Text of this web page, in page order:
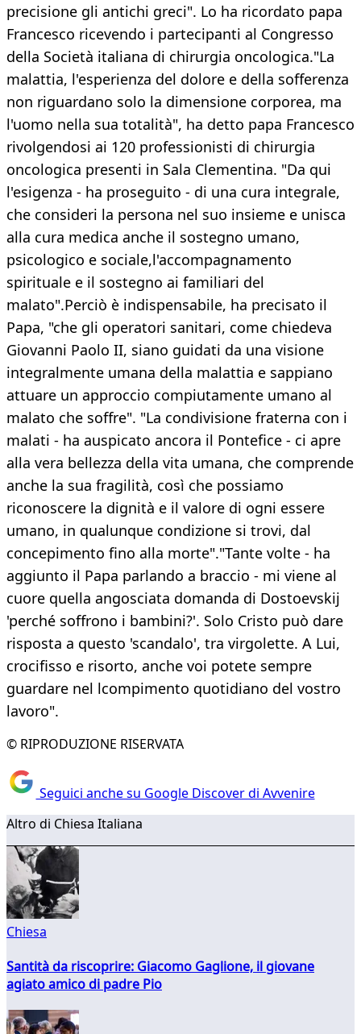
precisione gli antichi greci". Lo ha ricordato papa
Francesco ricevendo i partecipanti al Congresso
della Società italiana di chirurgia oncologica."La
malattia, l'esperienza del dolore e della sofferenza
non riguardano solo la dimensione corporea, ma
l'uomo nella sua totalità", ha detto papa Francesco
rivolgendosi ai 120 professionisti di chirurgia
oncologica presenti in Sala Clementina. "Da qui
l'esigenza - ha proseguito - di una cura integrale,
che consideri la persona nel suo insieme e unisca
alla cura medica anche il sostegno umano,
psicologico e sociale,l'accompagnamento
spirituale e il sostegno ai familiari del
malato".Perciò è indispensabile, ha precisato il
Papa, "che gli operatori sanitari, come chiedeva
Giovanni Paolo II, siano guidati da una visione
integralmente umana della malattia e sappiano
attuare un approccio compiutamente umano al
malato che soffre". "La condivisione fraterna con i
malati - ha auspicato ancora il Pontefice - ci apre
alla vera bellezza della vita umana, che comprende
anche la sua fragilità, così che possiamo
riconoscere la dignità e il valore di ogni essere
umano, in qualunque condizione si trovi, dal
concepimento fino alla morte"."Tante volte - ha
aggiunto il Papa parlando a braccio - mi viene al
cuore quella angosciata domanda di Dostoevskij
'perché soffrono i bambini?'. Solo Cristo può dare
risposta a questo 'scandalo', tra virgolette. A Lui,
crocifisso e risorto, anche voi potete sempre
guardare nel lcompimento quotidiano del vostro
lavoro".
© RIPRODUZIONE RISERVATA
Seguici anche su Google Discover di Avvenire
Altro di Chiesa Italiana
Chiesa
Santità da riscoprire: Giacomo Gaglione, il giovane
agiato amico di padre Pio